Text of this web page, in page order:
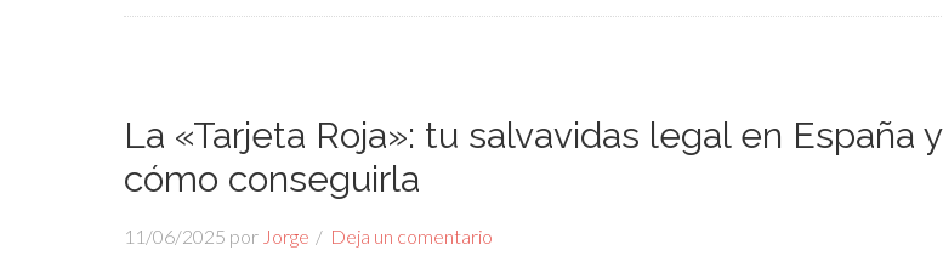
La «Tarjeta Roja»: tu salvavidas legal en España y
cómo conseguirla
11/06/2025 por Jorge Deja un comentario